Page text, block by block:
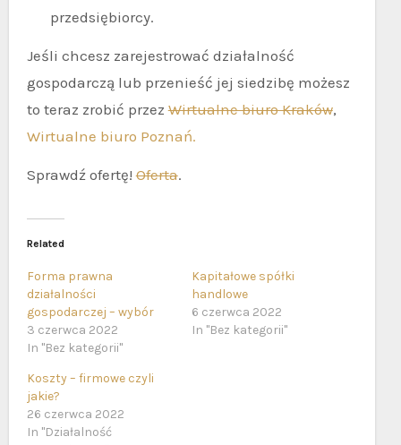
przedsiębiorcy.
Jeśli chcesz zarejestrować działalność
gospodarczą lub przenieść jej siedzibę możesz
to teraz zrobić przezWirtualne biuro Kraków,
Wirtualne biuro Poznań.
Sprawdź ofertę!Oferta.
Related
Forma prawna
działalności
gospodarczej – wybór
3 czerwca 2022
In "Bez kategorii"
Kapitałowe spółki
handlowe
6 czerwca 2022
In "Bez kategorii"
Koszty – firmowe czyli
jakie?
26 czerwca 2022
In "Działalność